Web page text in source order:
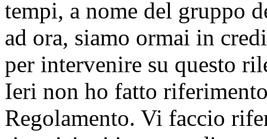
tempi, a nome del gruppo
ad ora, siamo ormai in
per intervenire su questo
Ieri non ho fatto
Regolamento. Vi faccio